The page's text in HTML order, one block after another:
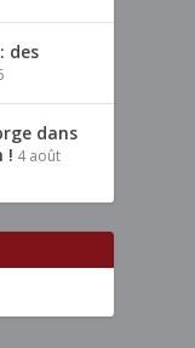
des
dans
! 4 août